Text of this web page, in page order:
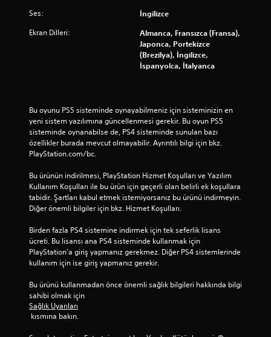
Ses: İngilizce
Ekran Dilleri:
Almanca, Fransızca (Fransa),
Japonca, Portekizce
(Brezilya), İngilizce,
İspanyolca, İtalyanca
Bu oyunu PS5 sisteminde oynayabilmeniz için sisteminizin en
yeni sistem yazılımına güncellenmesi gerekir. Bu oyun PS5
sisteminde oynanabilse de, PS4 sisteminde sunulan bazı
özellikler burada mevcut olmayabilir. Ayrıntılı bilgi için bkz.
PlayStation.com/bc.
Bu ürünün indirilmesi, PlayStation Hizmet Koşulları ve Yazılım
Kullanım Koşulları ile bu ürün için geçerli olan belirli ek koşullara
tabidir. Şartları kabul etmek istemiyorsanız bu ürünü indirmeyin.
Diğer önemli bilgiler için bkz. Hizmet Koşulları.
Birden fazla PS4 sistemine indirmek için tek seferlik lisans
ücreti. Bu lisansı ana PS4 sisteminde kullanmak için
PlayStation'a giriş yapmanız gerekmez. Diğer PS4 sistemlerinde
kullanım için ise giriş yapmanız gerekir.
Bu ürünü kullanmadan önce önemli sağlık bilgileri hakkında bilgi
sahibi olmak için
Sağlık Uyarıları
kısmına bakın.